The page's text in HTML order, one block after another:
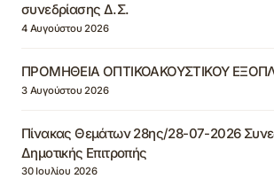
συνεδρίασης Δ.Σ.
4 Αυγούστου 2026
ΠΡΟΜΗΘΕΙΑ ΟΠΤΙΚΟΑΚΟΥΣΤΙΚΟΥ
3 Αυγούστου 2026
Πίνακας Θεμάτων 28ης/28-07-2026
Δημοτικής Επιτροπής
30 Ιουλίου 2026